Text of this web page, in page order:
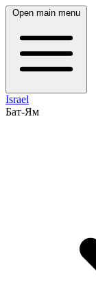
Open main menu
Israel
Бат-Ям